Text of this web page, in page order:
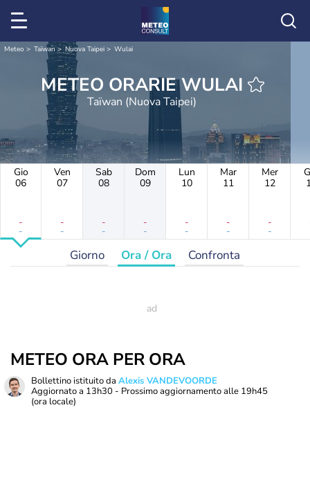
Meteo Taïwan Nuova Taipei Wulai
METEO ORARIE WULAI
Taïwan (Nuova Taipei)
Gio
06
-
-
Ven
07
-
-
Sab
08
-
-
Dom
09
-
-
Lun
10
-
-
Mar
11
-
-
Mer
12
-
-
Giorno Ora / Ora Confronta
METEO ORA PER ORA
Bollettino istituito da Alexis VANDEVOORDE
Aggiornato a 13h30 - Prossimo aggiornamento alle 19h45
(ora locale)